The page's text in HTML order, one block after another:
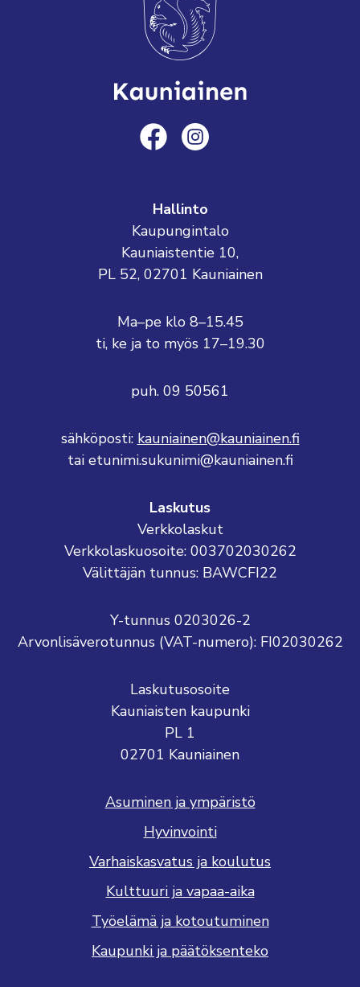
Hallinto
Kaupungintalo
Kauniaistentie 10,
PL 52, 02701 Kauniainen
Ma–pe klo 8–15.45
ti, ke ja to myös 17–19.30
puh. 09 50561
sähköposti: kauniainen@kauniainen.fi
tai etunimi.sukunimi@kauniainen.fi
Laskutus
Verkkolaskut
Verkkolaskuosoite: 003702030262
Välittäjän tunnus: BAWCFI22
Y-tunnus 0203026-2
Arvonlisäverotunnus (VAT-numero): FI02030262
Laskutusosoite
Kauniaisten kaupunki
PL 1
02701 Kauniainen
Asuminen ja ympäristö
Hyvinvointi
Varhaiskasvatus ja koulutus
Kulttuuri ja vapaa-aika
Työelämä ja kotoutuminen
Kaupunki ja päätöksenteko